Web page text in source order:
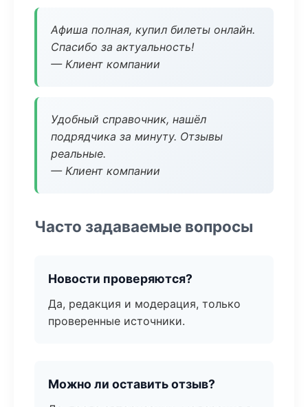
Афиша полная, купил билеты онлайн.
Спасибо за актуальность!
— Клиент компании
Удобный справочник, нашёл
подрядчика за минуту. Отзывы
реальные.
— Клиент компании
Часто задаваемые вопросы
Новости проверяются?
Да, редакция и модерация, только
проверенные источники.
Можно ли оставить отзыв?